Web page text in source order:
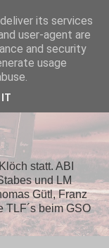
statt. ABI
und LM
Gütl, Franz
TLF´s beim GSO
its services
user-agent are
and security
usage
IT